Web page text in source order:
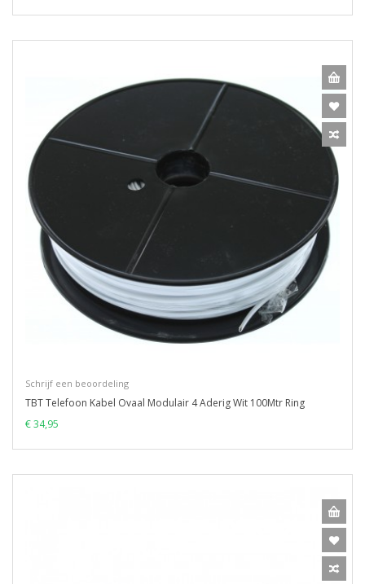
Schrijf een beoordeling
TBT Telefoon Kabel Ovaal Modulair 4 Aderig Wit 100Mtr Ring
€ 34,95